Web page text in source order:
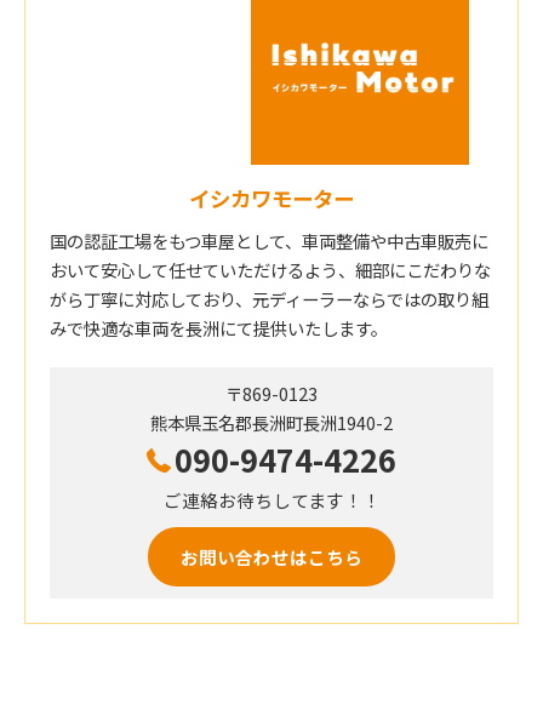
イシカワモーター
国の認証工場をもつ車屋として、車両整備や中古車販売に
おいて安心して任せていただけるよう、細部にこだわりな
がら丁寧に対応しており、元ディーラーならではの取り組
みで快適な車両を長洲にて提供いたします。
〒869-0123
熊本県玉名郡長洲町長洲1940-2
090-9474-4226
ご連絡お待ちしてます！！
お問い合わせはこちら